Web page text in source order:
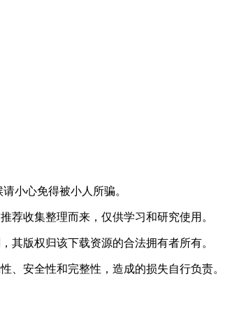
小心免得被小人所骗。
荐收集整理而来，仅供学习和研究使用。
其版权归该下载资源的合法拥有者所有。
、安全性和完整性，造成的损失自行负责。